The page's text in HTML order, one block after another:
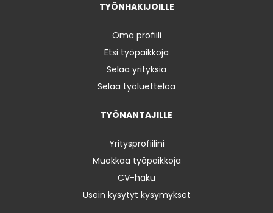
TYÖNHAKIJOILLE
Oma profiili
Etsi työpaikkoja
Selaa yrityksiä
Selaa työluetteloa
TYÖNANTAJILLE
Yritysprofiilini
Muokkaa työpaikkoja
CV-haku
Usein kysytyt kysymykset